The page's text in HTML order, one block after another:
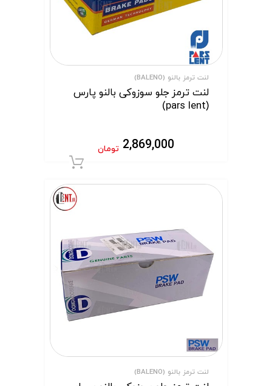
لنت ترمز بالنو (BALENO)
لنت ترمز جلو سوزوکی بالنو پارس
(pars lent)
2,869,000 تومان
لنت ترمز بالنو (BALENO)